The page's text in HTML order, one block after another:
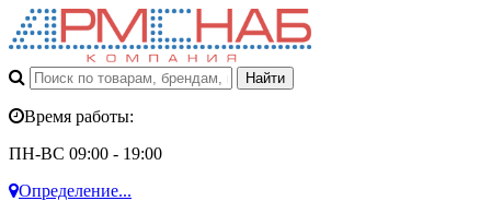
Время работы:
ПН-ВС 09:00 - 19:00
Определение...